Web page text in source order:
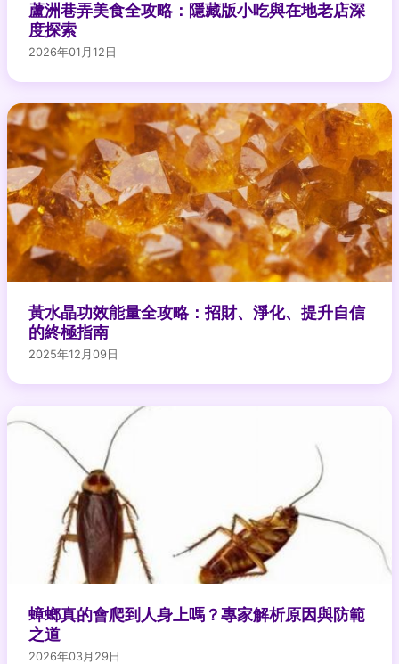
蘆洲巷弄美食全攻略：隱藏版小吃與在地老店深
度探索
2026年01月12日
黃水晶功效能量全攻略：招財、淨化、提升自信
的終極指南
2025年12月09日
蟑螂真的會爬到人身上嗎？專家解析原因與防範
之道
2026年03月29日